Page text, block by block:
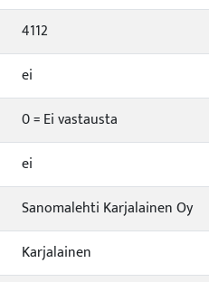
4112
ei
0 = Ei vastausta
ei
Sanomalehti Karjalainen Oy
Karjalainen